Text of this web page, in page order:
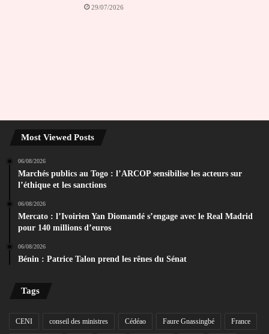
29/07/2026
Most Viewed Posts
06/08/2026
Marchés publics au Togo : l’ARCOP sensibilise les acteurs sur
l’éthique et les sanctions
06/08/2026
Mercato : l’Ivoirien Yan Diomandé s’engage avec le Real Madrid
pour 140 millions d’euros
06/08/2026
Bénin : Patrice Talon prend les rênes du Sénat
Tags
CENI conseil des ministres Cédéao Faure Gnassingbé France